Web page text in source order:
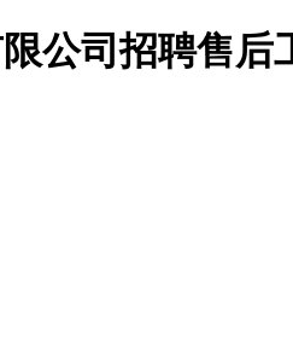
公司招聘售后